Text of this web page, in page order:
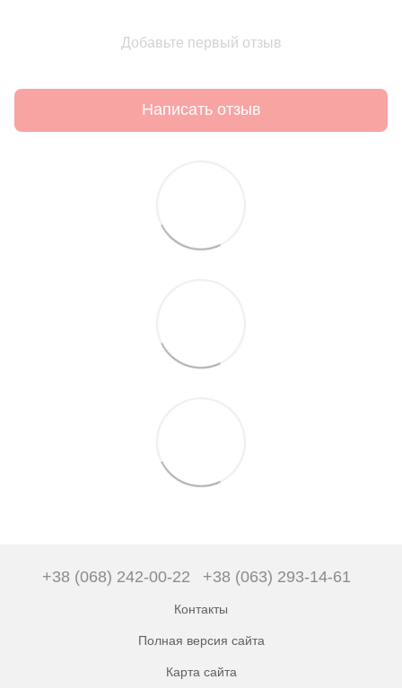
Добавьте первый отзыв
Написать отзыв
+38 (068) 242-00-22 +38 (063) 293-14-61
Контакты
Полная версия сайта
Карта сайта